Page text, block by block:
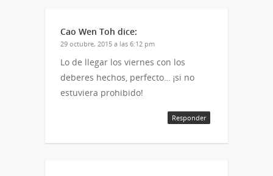
Cao Wen Toh dice:
29 octubre, 2015 a las 6:12 pm
Lo de llegar los viernes con los
deberes hechos, perfecto… ¡si no
estuviera prohibido!
Responder